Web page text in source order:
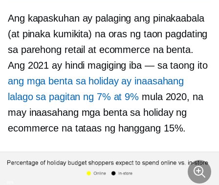
Ang kapaskuhan ay palaging ang pinakaabala
(at pinaka kumikita) na oras ng taon pagdating
sa parehong retail at ecommerce na benta.
Ang 2021 ay hindi magiging iba — sa taong ito
ang mga benta sa holiday ay inaasahang
lalago sa pagitan ng 7% at 9% mula 2020, na
may inaasahang mga benta sa holiday ng
ecommerce na tataas ng hanggang 15%.